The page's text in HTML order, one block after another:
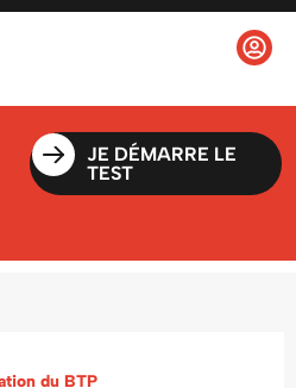
JE DÉMARRE LE
TEST
du BTP